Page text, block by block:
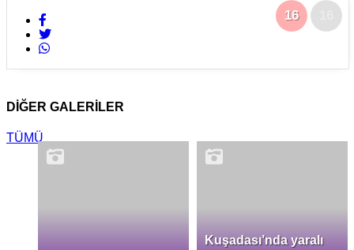
16
DİĞER GALERİLER
TÜMÜ
Kuşadası’nda yaralı